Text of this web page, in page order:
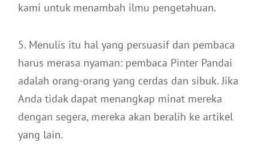
kami untuk menambah ilmu pengetahuan.
5. Menulis itu hal yang persuasif dan pembaca
harus merasa nyaman: pembaca Pinter Pandai
adalah orang-orang yang cerdas dan sibuk. Jika
Anda tidak dapat menangkap minat mereka
dengan segera, mereka akan beralih ke artikel
yang lain.